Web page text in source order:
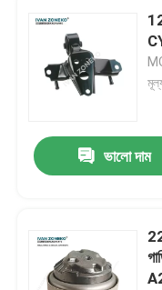
ভালো দাম